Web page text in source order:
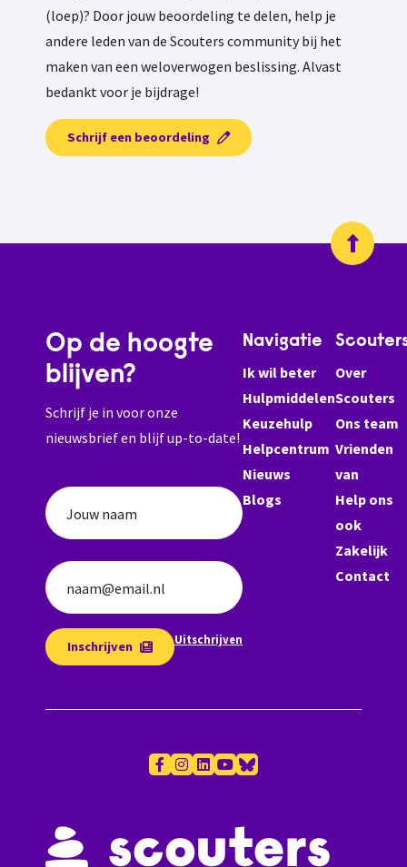
(loep)? Door jouw beoordeling te delen, help je
andere leden van de Scouters community bij het
maken van een weloverwogen beslissing. Alvast
bedankt voor je bijdrage!
Schrijf een beoordeling
Op de hoogte
blijven?
Schrijf je in voor onze
nieuwsbrief en blijf up-to-date!
Jouw naam
naam@email.nl
Inschrijven Uitschrijven
Navigatie
Ik wil beter
Hulpmiddelen
Keuzehulp
Helpcentrum
Nieuws
Blogs
Over
Scouters
Ons team
Vrienden
van
Help ons
ook
Zakelijk
Contact